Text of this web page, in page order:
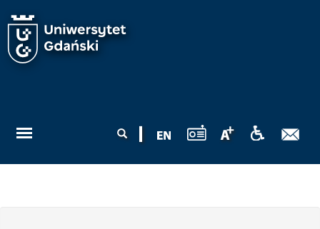
wyszukiwania